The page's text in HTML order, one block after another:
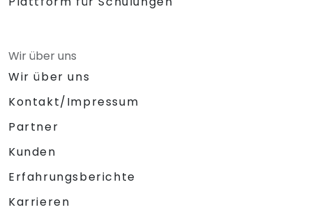
Wir über uns
Wir über uns
Kontakt/Impressum
Partner
Kunden
Erfahrungsberichte
Karrieren